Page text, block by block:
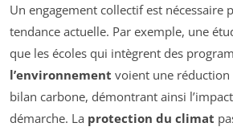
Un engagement collectif est nécessaire
tendance actuelle. Par exemple, une
que les écoles qui intègrent des
l’environnement voient une
bilan carbone, démontrant ainsi
démarche. La protection du climat